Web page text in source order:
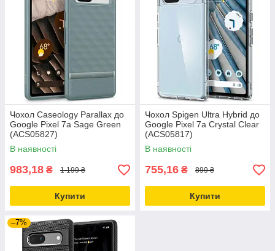
Чохол Caseology Parallax до
Google Pixel 7a Sage Green
(ACS05827)
В наявності
983,18 ₴ 1 199 ₴
Купити
Чохол Spigen Ultra Hybrid до
Google Pixel 7a Crystal Clear
(ACS05817)
В наявності
755,16 ₴ 899 ₴
Купити
–7%